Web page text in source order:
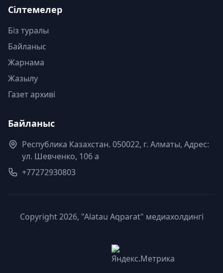
Сілтемелер
Біз туралы
Байланыс
Жарнама
Жазылу
Газет архиві
Байланыс
Республика Казахстан. 050022, г. Алматы, Адрес:
ул. Шевченко, 106 а
+77272930803
Copyright 2026, "Alatau Aqparat" медиахолдингі